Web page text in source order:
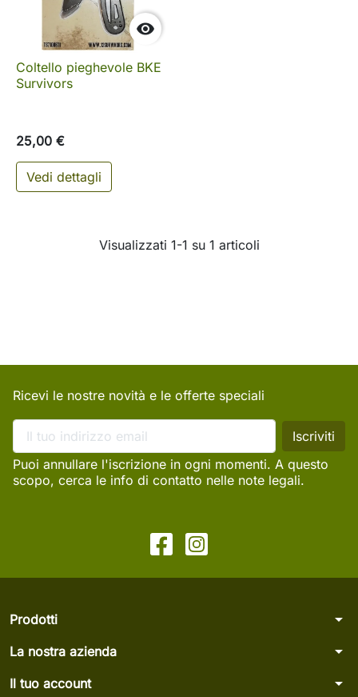

Coltello pieghevole BKE
Survivors
25,00 €
Vedi dettagli
Visualizzati 1-1 su 1 articoli
Ricevi le nostre novità e le offerte speciali
Puoi annullare l'iscrizione in ogni momenti. A questo
scopo, cerca le info di contatto nelle note legali.
Prodotti arrow_drop_down
La nostra azienda arrow_drop_down
Il tuo account arrow_drop_down